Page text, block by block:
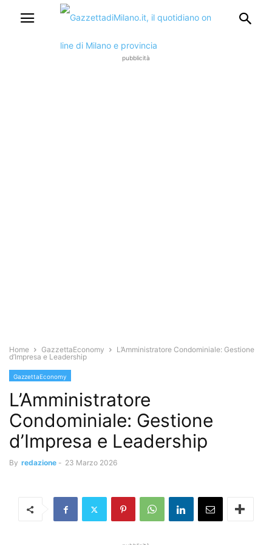
pubblicità
Home GazzettaEconomy
L’Amministratore Condominiale: Gestione
d’Impresa e Leadership
GazzettaEconomy
L’Amministratore
Condominiale: Gestione
d’Impresa e Leadership
By redazione - 23 Marzo 2026